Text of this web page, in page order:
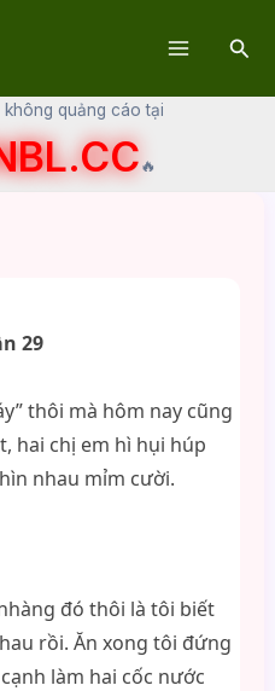
quảng cáo tại
🔥
29
thôi mà hôm nay cũng
hai chị em hì hụi húp
nhau mỉm cười.
đó thôi là tôi biết
rồi. Ăn xong tôi đứng
làm hai cốc nước